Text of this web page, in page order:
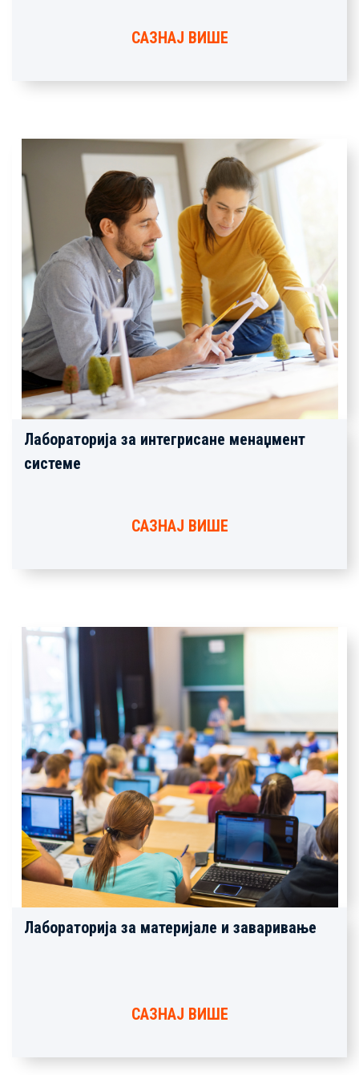
САЗНАЈ ВИШЕ
Лабораторија за интегрисане менаџмент
системе
САЗНАЈ ВИШЕ
Лабораторија за материјале и заваривање
САЗНАЈ ВИШЕ